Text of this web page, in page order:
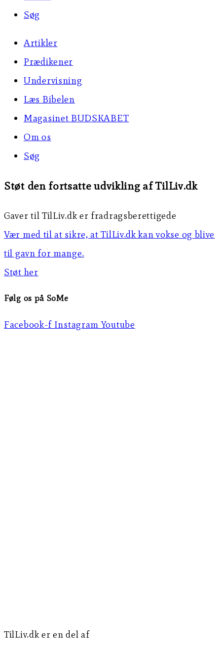
Søg
Artikler
Prædikener
Undervisning
Læs Bibelen
Magasinet BUDSKABET
Om os
Søg
Støt den fortsatte udvikling af TilLiv.dk
Gaver til TilLiv.dk er fradragsberettigede
Vær med til at sikre, at TilLiv.dk kan vokse og blive
til gavn for mange.
Støt her
Følg os på SoMe
Facebook-f Instagram Youtube
TilLiv.dk er en del af